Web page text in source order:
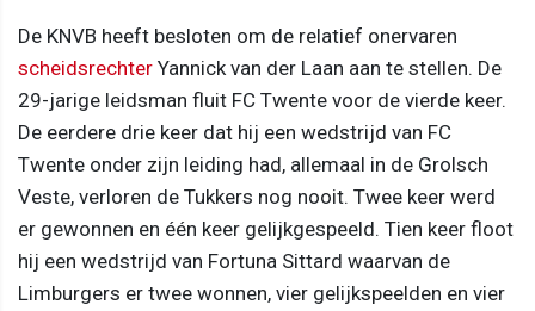
De KNVB heeft besloten om de relatief onervaren
scheidsrechter Yannick van der Laan aan te stellen. De
29-jarige leidsman fluit FC Twente voor de vierde keer.
De eerdere drie keer dat hij een wedstrijd van FC
Twente onder zijn leiding had, allemaal in de Grolsch
Veste, verloren de Tukkers nog nooit. Twee keer werd
er gewonnen en één keer gelijkgespeeld. Tien keer floot
hij een wedstrijd van Fortuna Sittard waarvan de
Limburgers er twee wonnen, vier gelijkspeelden en vier